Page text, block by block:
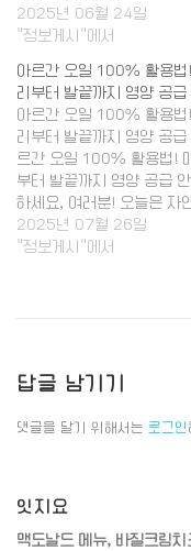
2025년 06월 24일
"정보게시"에서
아르간 오일 100% 활용법
리부터 발끝까지 영양 공급
아르간 오일 100% 활용법
리부터 발끝까지 영양 공급
르간 오일 100% 활용법!
부터 발끝까지 영양 공급
하세요, 여러분! 오늘은 자
선물, 아르간 오일 100% 활
법에 대해서 친절하게 소개해
관이 되실…
2025년 07월 26일
"정보게시"에서
답글 남기기
댓글을 달기 위해서는 로그인
잇지요
맥도날드 메뉴, 바질크림